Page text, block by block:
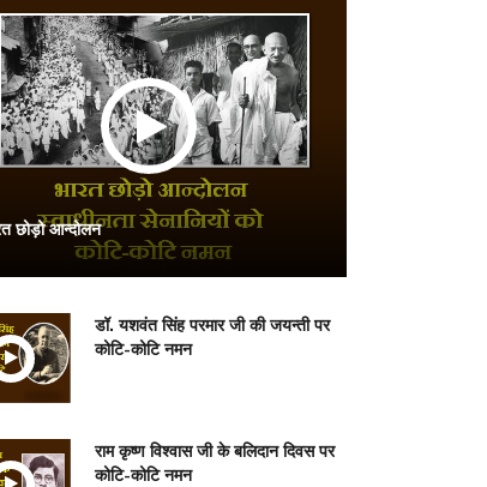
छोड़ो आन्दोलन
डॉ. यशवंत सिंह परमार जी की जयन्ती पर
कोटि-कोटि नमन
राम कृष्ण विश्वास जी के बलिदान दिवस पर
कोटि-कोटि नमन